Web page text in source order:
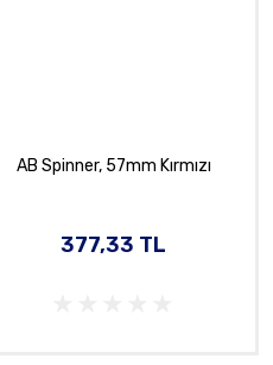
AB Spinner, 57mm Kırmızı
377,33 TL